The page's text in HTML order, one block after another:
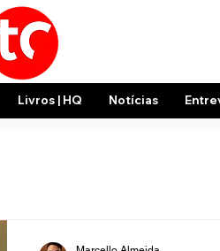
Livros | HQ Notícias